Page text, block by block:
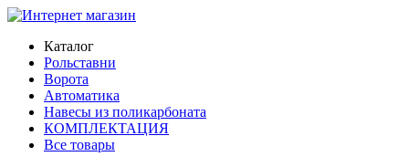
Каталог
Рольставни
Ворота
Автоматика
Навесы из поликарбоната
КОМПЛЕКТАЦИЯ
Все товары